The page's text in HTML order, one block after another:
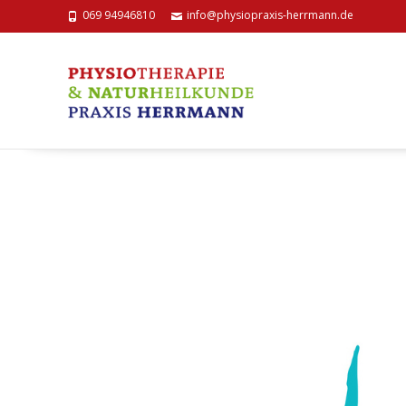
069 94946810 info@physiopraxis-herrmann.de